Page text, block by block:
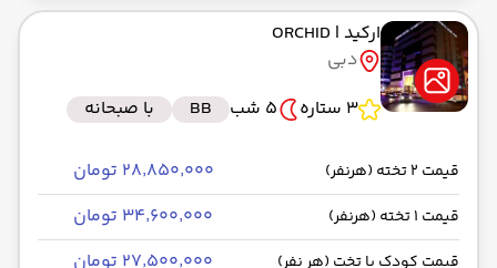
ارکید | ORCHID
دبی
3 ستاره
5 شب BB با صبحانه
قیمت 2 تخته (هرنفر) ۲۸٬۸۵۰٬۰۰۰ تومان
قیمت 1 تخته (هرنفر) ۳۴٬۶۰۰٬۰۰۰ تومان
قیمت کودک با تخت (هر نفر) ۲۷٬۵۰۰٬۰۰۰ تومان